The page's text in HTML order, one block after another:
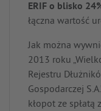
ERIF o blisko
łączna wartość
Jak można
2013 roku
Rejestru
Gospodarczej
kłopot ze spłatą